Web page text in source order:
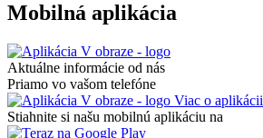
Mobilná aplikácia
Aktuálne informácie od nás
Priamo vo vašom telefóne
Viac o aplikácii
Stiahnite si našu mobilnú aplikáciu na